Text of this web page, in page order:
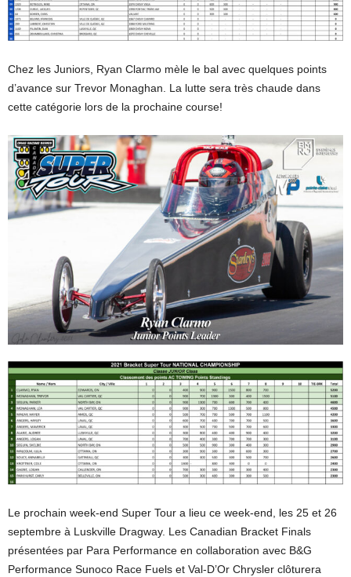
Chez les Juniors, Ryan Clarmo mèle le bal avec quelques points
d’avance sur Trevor Monaghan. La lutte sera très chaude dans
cette catégorie lors de la prochaine course!
Le prochain week-end Super Tour a lieu ce week-end, les 25 et 26
septembre à Luskville Dragway. Les Canadian Bracket Finals
présentées par Para Performance en collaboration avec B&G
Performance Sunoco Race Fuels et Val-D’Or Chrysler clôturera